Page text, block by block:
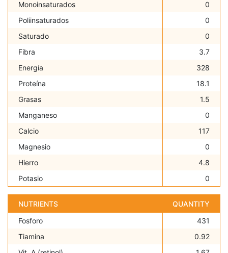
Monoinsaturados
0
Poliinsaturados
0
Saturado
0
Fibra
3.7
Energía
328
Proteína
18.1
Grasas
1.5
Manganeso
0
Calcio
117
Magnesio
0
Hierro
4.8
Potasio
0
NUTRIENTS
QUANTITY
Fosforo
431
Tiamina
0.92